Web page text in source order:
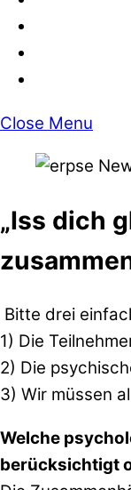
Close Menu
„Iss dich
Bitte drei
1) Die
2) Die
3) Wir müssen
Welche
berücksichtigt